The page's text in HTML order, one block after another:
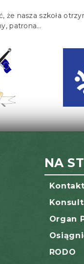
nasza szkoła
patrona…
NA
Kontakt
Organ
RODO